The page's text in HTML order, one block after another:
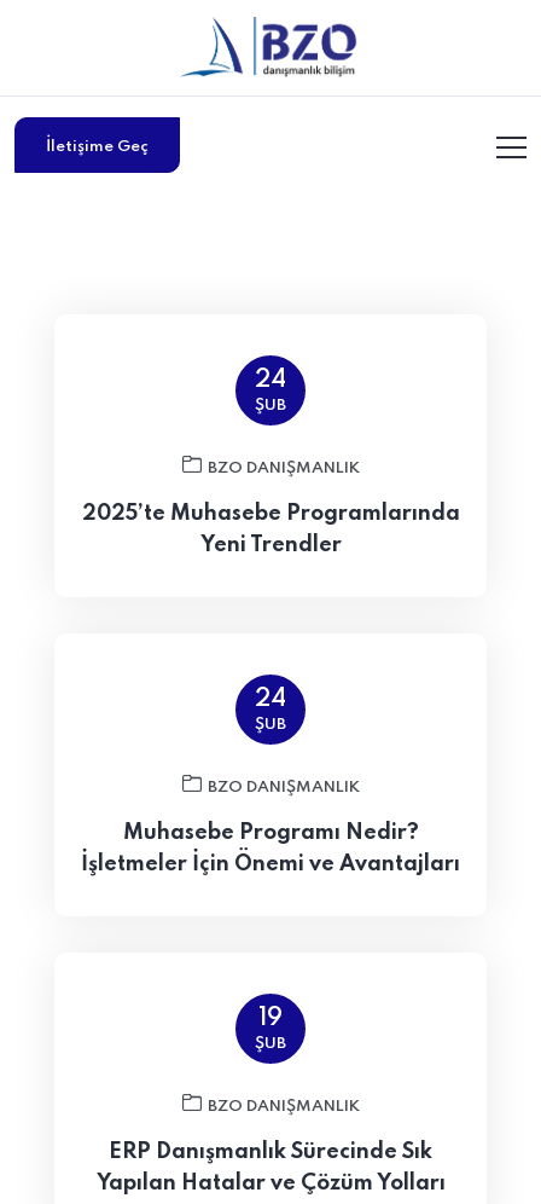
İletişime Geç
24
ŞUB
BZO DANIŞMANLIK
2025’te Muhasebe Programlarında
Yeni Trendler
24
ŞUB
BZO DANIŞMANLIK
Muhasebe Programı Nedir?
İşletmeler İçin Önemi ve Avantajları
19
ŞUB
BZO DANIŞMANLIK
ERP Danışmanlık Sürecinde Sık
Yapılan Hatalar ve Çözüm Yolları